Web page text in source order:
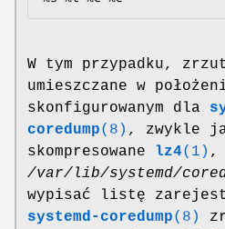
W tym przypadku,
umieszczane w
skonfigurowanym dla
coredump(8) , zwykle
skompresowane lz4(1) ,
/var/lib/systemd/
wypisać listę
systemd-coredump(8)